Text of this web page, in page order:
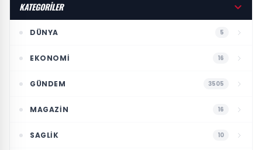
KATEGORİLER
DÜNYA 5
EKONOMI 16
GÜNDEM 3505
MAGAZIN 16
SAGLIK 10